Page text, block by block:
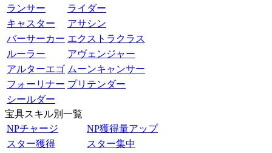
ランサー
ライダー
キャスター
アサシン
バーサーカー エクストラクラス
ルーラー
アヴェンジャー
アルターエゴ ムーンキャンサー
フォーリナー プリテンダー
シールダー
宝具スキル別一覧
NPチャージ
NP獲得量アップ
スター獲得
スター集中